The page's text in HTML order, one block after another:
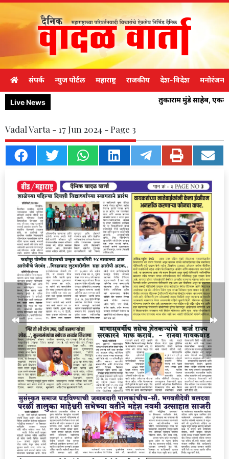
संपर्क न्युज पोर्टल महाराष्ट्र राजकीय देश-विदेश मनोरंजन
Live News तुकाराम मुंडे साहेब,
Vadal Varta - 17 Jun 2024 - Page 3